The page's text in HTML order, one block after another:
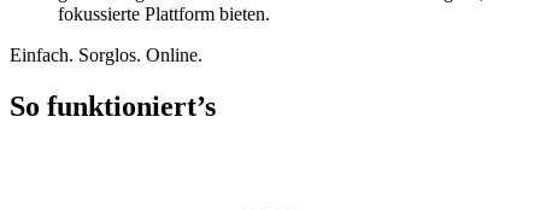
fokussierte Plattform bieten.
Einfach. Sorglos. Online.
So funktioniert’s